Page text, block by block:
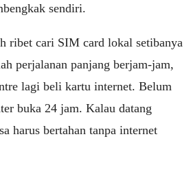
sendiri.
ribet cari SIM card lokal setibanya
perjalanan panjang berjam-jam,
lagi beli kartu internet. Belum
buka 24 jam. Kalau datang
harus bertahan tanpa internet